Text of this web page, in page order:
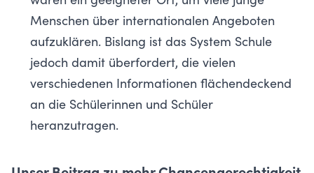
Menschen über internationalen Angeboten
aufzuklären. Bislang ist das System Schule
jedoch damit überfordert, die vielen
verschiedenen Informationen flächendeckend
an die Schülerinnen und Schüler
heranzutragen.